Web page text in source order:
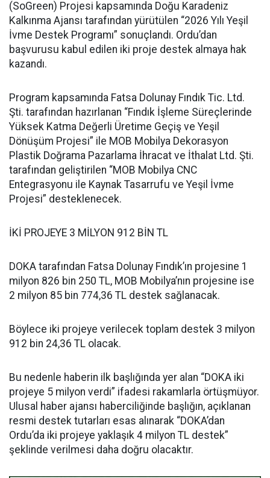
(SoGreen) Projesi kapsamında Doğu Karadeniz
Kalkınma Ajansı tarafından yürütülen “2026 Yılı Yeşil
İvme Destek Programı” sonuçlandı. Ordu’dan
başvurusu kabul edilen iki proje destek almaya hak
kazandı.
Program kapsamında Fatsa Dolunay Fındık Tic. Ltd.
Şti. tarafından hazırlanan “Fındık İşleme Süreçlerinde
Yüksek Katma Değerli Üretime Geçiş ve Yeşil
Dönüşüm Projesi” ile MOB Mobilya Dekorasyon
Plastik Doğrama Pazarlama İhracat ve İthalat Ltd. Şti.
tarafından geliştirilen “MOB Mobilya CNC
Entegrasyonu ile Kaynak Tasarrufu ve Yeşil İvme
Projesi” desteklenecek.
İKİ PROJEYE 3 MİLYON 912 BİN TL
DOKA tarafından Fatsa Dolunay Fındık’ın projesine 1
milyon 826 bin 250 TL, MOB Mobilya’nın projesine ise
2 milyon 85 bin 774,36 TL destek sağlanacak.
Böylece iki projeye verilecek toplam destek 3 milyon
912 bin 24,36 TL olacak.
Bu nedenle haberin ilk başlığında yer alan “DOKA iki
projeye 5 milyon verdi” ifadesi rakamlarla örtüşmüyor.
Ulusal haber ajansı haberciliğinde başlığın, açıklanan
resmi destek tutarları esas alınarak “DOKA’dan
Ordu’da iki projeye yaklaşık 4 milyon TL destek”
şeklinde verilmesi daha doğru olacaktır.